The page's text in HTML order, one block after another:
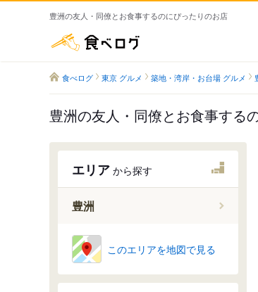
豊洲の友人・同僚とお食事するのにぴったりのお店
食べログ 東京 グルメ 築地・湾岸・お台場 グルメ
豊洲の友人・同僚とお食事する
エリア から探す
豊洲
このエリアを地図で見る